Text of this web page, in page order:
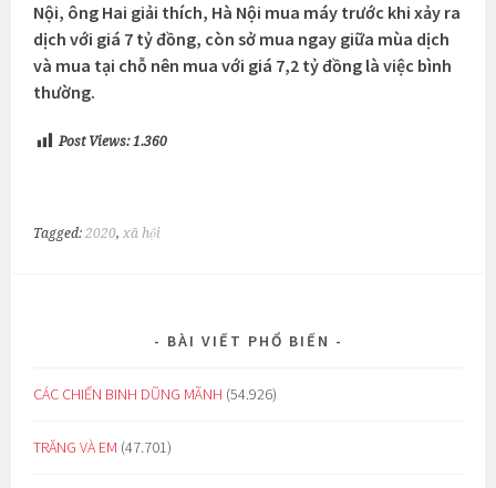
Nội, ông Hai giải thích, Hà Nội mua máy trước khi xảy ra
dịch với giá 7 tỷ đồng, còn sở mua ngay giữa mùa dịch
và mua tại chỗ nên mua với giá 7,2 tỷ đồng là việc bình
thường.
Post Views: 1.360
Tagged:2020,xã hội
BÀI VIẾT PHỔ BIẾN
CÁC CHIẾN BINH DŨNG MÃNH (54.926)
TRĂNG VÀ EM (47.701)